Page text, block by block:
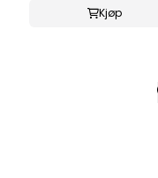
Kjøp